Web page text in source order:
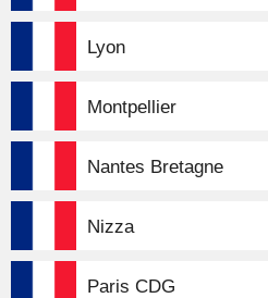
Lyon
Montpellier
Nantes Bretagne
Nizza
Paris CDG